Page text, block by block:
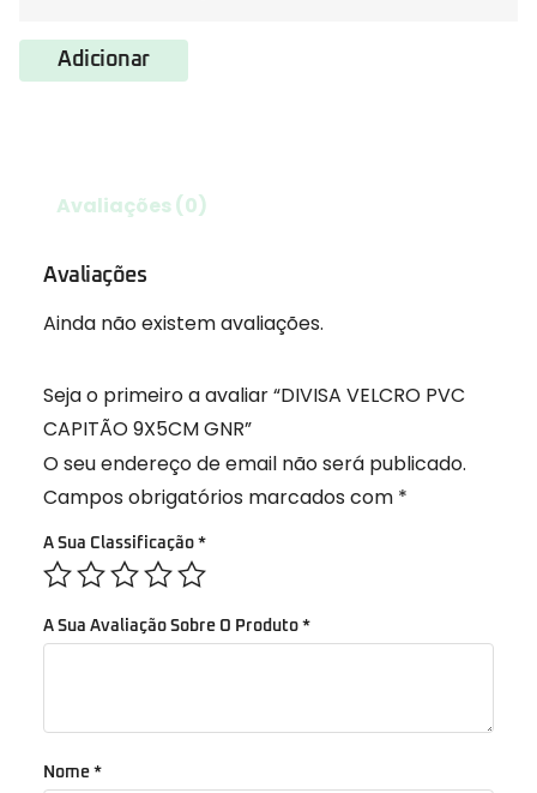
Adicionar
Avaliações (0)
Avaliações
Ainda não existem avaliações.
Seja o primeiro a avaliar “DIVISA VELCRO PVC
CAPITÃO 9X5CM GNR”
O seu endereço de email não será publicado.
Campos obrigatórios marcados com *
A Sua Classificação *
A Sua Avaliação Sobre O Produto *
Nome *